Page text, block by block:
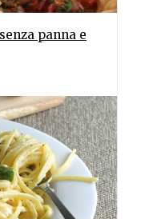
panna e